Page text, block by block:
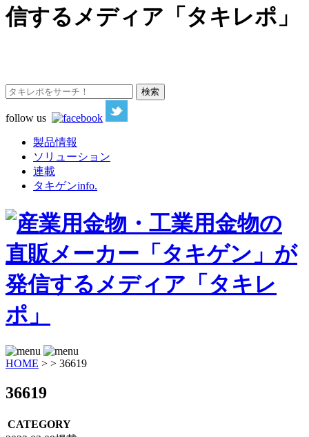
信するメディア「タキレポ」
follow us
製品情報
ソリューション
連載
タキゲンinfo.
HOME > > 36619
36619
CATEGORY